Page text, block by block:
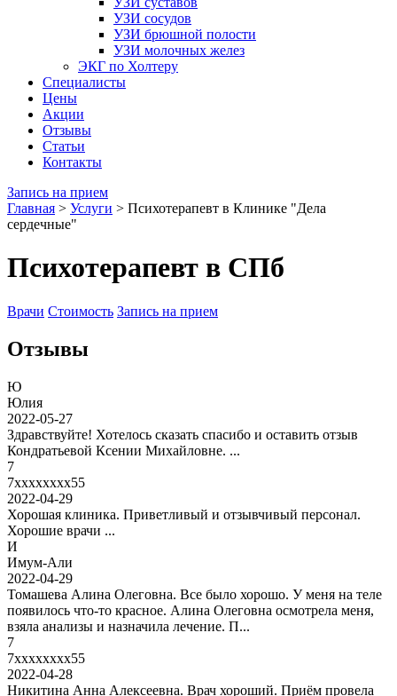
УЗИ сосудов
УЗИ брюшной полости
УЗИ молочных желез
ЭКГ по Холтеру
Специалисты
Цены
Акции
Отзывы
Статьи
Контакты
Запись на прием
Главная > Услуги > Психотерапевт в Клинике "Дела
сердечные"
Психотерапевт в СПб
Врачи Стоимость Запись на прием
Отзывы
Ю
Юлия
2022-05-27
Здравствуйте! Хотелось сказать спасибо и оставить отзыв
Кондратьевой Ксении Михайловне. ...
7
7xxxxxxxx55
2022-04-29
Хорошая клиника. Приветливый и отзывчивый персонал.
Хорошие врачи ...
И
Имум-Али
2022-04-29
Томашева Алина Олеговна. Все было хорошо. У меня на теле
появилось что-то красное. Алина Олеговна осмотрела меня,
взяла анализы и назначила лечение. П...
7
7xxxxxxxx55
2022-04-28
Никитина Анна Алексеевна. Врач хороший. Приём провела